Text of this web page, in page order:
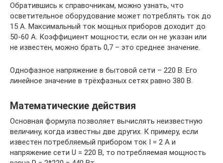
Обратившись к справочникам, можно узнать, что
осветительное оборудование может потреблять ток до
15 А. Максимальный ток мощных приборов доходит до
50-60 А. Коэффициент мощности, если он не указан или
не известен, можно брать 0,7 – это среднее значение.
Однофазное напряжение в бытовой сети – 220 В. Его
линейное значение в трёхфазных сетях равно 380 В.
Математические действия
Основная формула позволяет вычислять неизвестную
величину, когда известны две других. К примеру, если
известен потребляемый прибором ток I = 2 А и
напряжение сети U = 220 В, то потребляемая мощность